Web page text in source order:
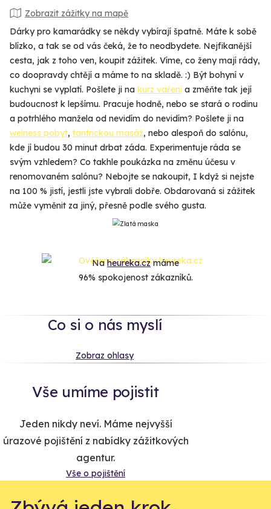
Zobrazit zážitky na mapě
Dárky pro kamarádky se někdy vybírají špatně. Máte k sobě
blízko, a tak se od vás čeká, že to neodbydete. Nejfikanější
cesta, jak z toho ven, koupit zážitek. Víme, co ženy mají rády,
co doopravdy chtějí a máme to na skladě. :) Být bohyní v
kuchyni se vyplatí. Pošlete ji na kurz vaření a změňte tak její
budoucnost k lepšímu. Pracuje hodně, nebo se stará o rodinu
a potrhlého manžela od nevidím do nevidím? Pošlete ji na
welness pobyt, tantrickou masáž, nebo alespoň do salónu,
kde jí budou 30 minut drbat záda. Experimentuje ráda se
svým vzhledem? Co takhle poukázka na změnu účesu v
renomovaném salónu? Nebojte se nakoupit, I když si nejste
na 100 % jistí, jestli jste vybrali dobře. Obdarovaná si zážitek
může vyměnit za jiný, přesně podle svého gusta.
Naheureka.czmáme
96% spokojenost zákazníků.
Co si o nás myslí
Zobraz ohlasy
Vše umíme pojistit
Jeden nikdy neví. Máme nejvyšší
úrazové pojištění z nabídky zážitkových
agentur.
Vše o pojištění